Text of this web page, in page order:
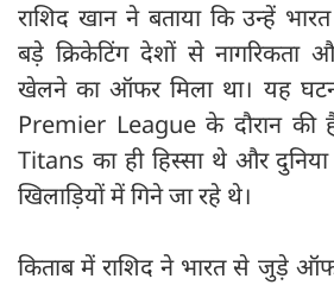
राशिद खान ने बताया कि उन्हें
बड़े क्रिकेटिंग देशों से नागरिकता
खेलने का ऑफर मिला था। यह
Premier League के दौरान
Titans का ही हिस्सा थे और
खिलाड़ियों में गिने जा रहे थे।
किताब में राशिद ने भारत से जुड़े